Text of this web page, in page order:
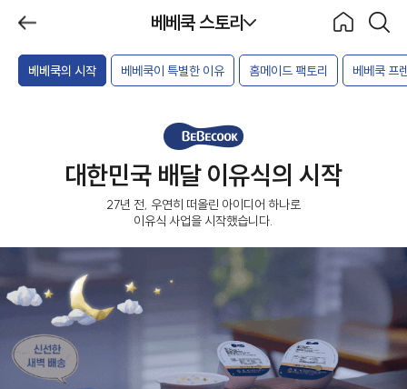
BeBecook
베베쿡 스토리
뒤로가
홈으로 검색하
기
베베쿡 스토리
베베쿡의 시작 베베쿡이 특별한 이유 홈메이드 팩토리 베베쿡 프
대한민국 배달 이유식의 시작
27년 전, 우연히 떠올린 아이디어 하나로
이유식 사업을 시작했습니다.